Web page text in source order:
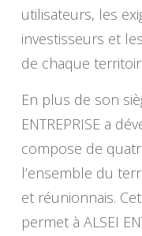
utilisateurs, les
investisseurs et
de chaque
En plus de son
ENTREPRISE a
compose de
l’ensemble du
et réunionnais.
permet à ALSEI